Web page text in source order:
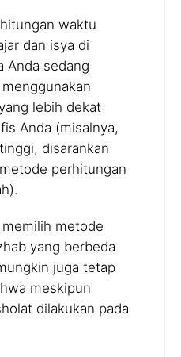
waktu
dan isya di
Anda sedang
lebih dekat
Anda (misalnya,
disarankan
perhitungan
metode
yang berbeda
juga tetap
meskipun
dilakukan pada